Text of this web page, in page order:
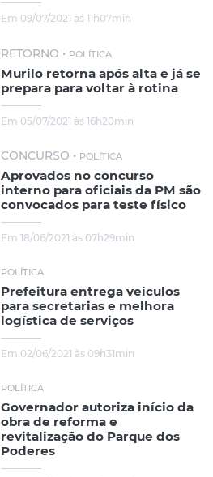
Em 09/07/2021 às 11h07min
RETORNO • POLÍTICA
Murilo retorna após alta e já se
prepara para voltar à rotina
Em 05/07/2021 às 16h20min
CONCURSO • POLÍTICA
Aprovados no concurso
interno para oficiais da PM são
convocados para teste físico
Em 18/06/2021 às 07h29min
POLÍTICA
Prefeitura entrega veículos
para secretarias e melhora
logística de serviços
Em 02/06/2021 às 09h31min
POLÍTICA
Governador autoriza início da
obra de reforma e
revitalização do Parque dos
Poderes